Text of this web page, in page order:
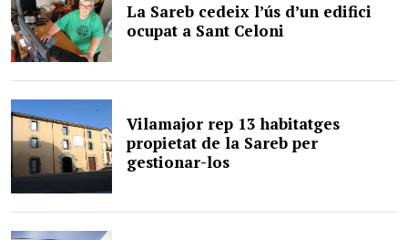
La Sareb cedeix l’ús d’un edifici
ocupat a Sant Celoni
Vilamajor rep 13 habitatges
propietat de la Sareb per
gestionar-los